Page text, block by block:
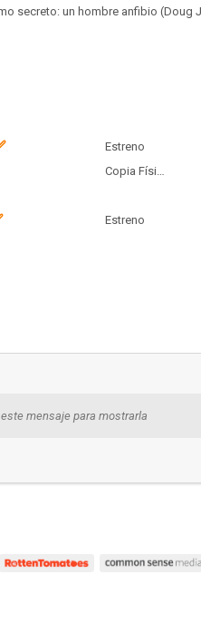
secreto: un hombre anfibio (Doug
Estreno
Copia Física
Estreno
mensaje para mostrarla